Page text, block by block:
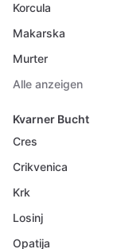
Korcula
Makarska
Murter
Alle anzeigen
Kvarner Bucht
Cres
Crikvenica
Krk
Losinj
Opatija